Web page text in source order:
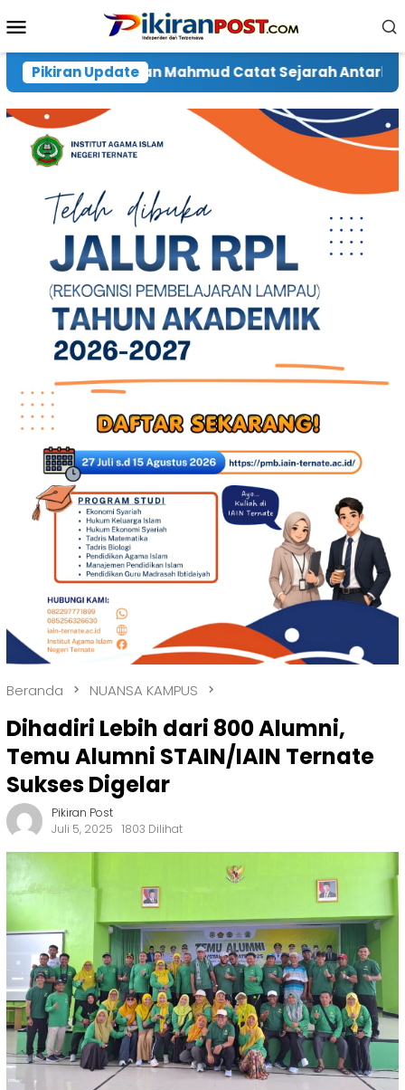
ke
Mobile
Pikiran Update
Sejarah Antarkan IAIN Menjadi UIN Sultan
Beranda NUANSA KAMPUS
Dihadiri Lebih dari 800 Alumni,
Temu Alumni STAIN/IAIN Ternate
Sukses Digelar
Pikiran Post
Juli 5, 2025
1803 Dilihat